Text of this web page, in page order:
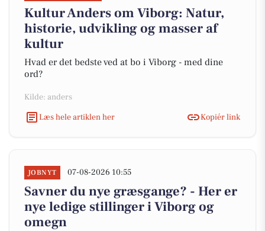
Kultur Anders om Viborg: Natur,
historie, udvikling og masser af
kultur
Hvad er det bedste ved at bo i Viborg - med dine
ord?
Kilde: anders
Læs hele artiklen her
Kopiér link
JOBNYT 07-08-2026 10:55
Savner du nye græsgange? - Her er
nye ledige stillinger i Viborg og
omegn